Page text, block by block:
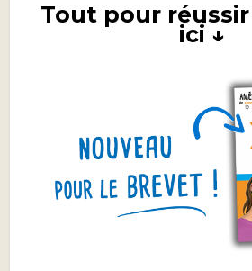
Tout pour
ici ↓